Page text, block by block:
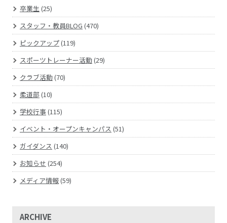
卒業生(25)
スタッフ・教員BLOG (470)
ピックアップ(119)
スポーツトレーナー活動(29)
クラブ活動(70)
柔道部 (10)
学校行事(115)
イベント・オープンキャンパス (51)
ガイダンス (140)
お知らせ (254)
メディア情報(59)
ARCHIVE